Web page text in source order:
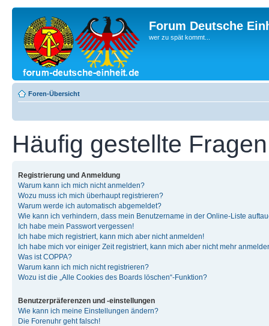
Forum Deutsche
wer zu spät kommt...
Foren-Übersicht
Häufig gestellte Fragen
Registrierung und Anmeldung
Warum kann ich mich nicht anmelden?
Wozu muss ich mich überhaupt registrieren?
Warum werde ich automatisch abgemeldet?
Wie kann ich verhindern, dass mein Benutzername in der Online-Liste
Ich habe mein Passwort vergessen!
Ich habe mich registriert, kann mich aber nicht anmelden!
Ich habe mich vor einiger Zeit registriert, kann mich aber nicht mehr
Was ist COPPA?
Warum kann ich mich nicht registrieren?
Wozu ist die „Alle Cookies des Boards löschen“-Funktion?
Benutzerpräferenzen und -einstellungen
Wie kann ich meine Einstellungen ändern?
Die Forenuhr geht falsch!